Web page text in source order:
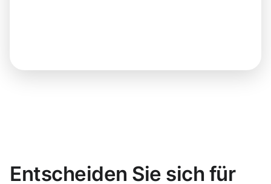
Entscheiden Sie sich für